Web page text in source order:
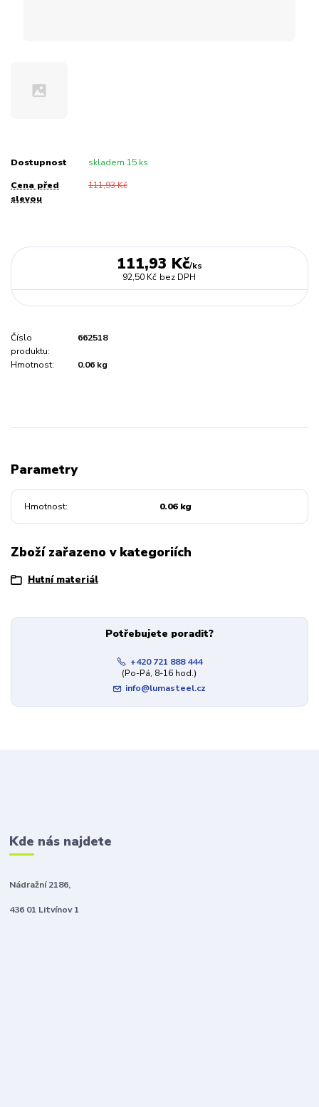
Dostupnost skladem 15 ks
Cena před
slevou
111,93 Kč
111,93 Kč/ks
92,50 Kč bez DPH
Číslo
produktu:
662518
Hmotnost: 0.06 kg
Parametry
Hmotnost 0.06 kg
Zboží zařazeno v kategoriích
Hutní materiál
Potřebujete poradit?
+420 721 888 444
(Po-Pá, 8-16 hod.)
info@lumasteel.cz
Kde nás najdete
Nádražní 2186,
436 01 Litvínov 1